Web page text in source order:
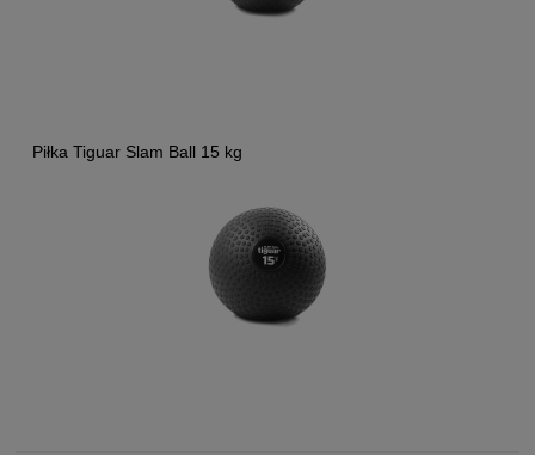
Piłka Tiguar Slam Ball 15 kg